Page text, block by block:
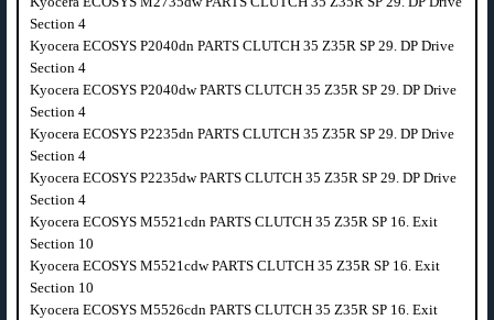
Section 4
Kyocera ECOSYS P2040dn PARTS CLUTCH 35 Z35R SP 29. DP Drive
Section 4
Kyocera ECOSYS P2040dw PARTS CLUTCH 35 Z35R SP 29. DP Drive
Section 4
Kyocera ECOSYS P2235dn PARTS CLUTCH 35 Z35R SP 29. DP Drive
Section 4
Kyocera ECOSYS P2235dw PARTS CLUTCH 35 Z35R SP 29. DP Drive
Section 4
Kyocera ECOSYS M5521cdn PARTS CLUTCH 35 Z35R SP 16. Exit
Section 10
Kyocera ECOSYS M5521cdw PARTS CLUTCH 35 Z35R SP 16. Exit
Section 10
Kyocera ECOSYS M5526cdn PARTS CLUTCH 35 Z35R SP 16. Exit